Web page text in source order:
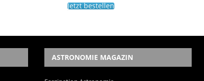
Jetzt bestellen
ASTRONOMIE MAGAZIN